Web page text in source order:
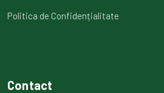
Politica de Confidențialitate
Contact